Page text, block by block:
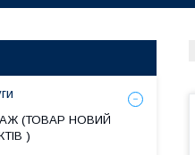
(ТОВАР НОВИЙ
)